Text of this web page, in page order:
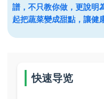
譜，不只教你做，更說明
起把蔬菜變成甜點，讓健
快速导览